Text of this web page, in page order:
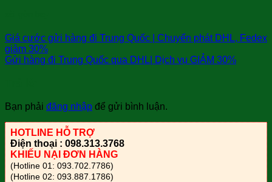
Giá cước gửi hàng đi Trung Quốc | Chuyển phát DHL, Fedex
giảm 30%
Gửi hàng đi Trung Quốc qua DHL| Dịch vụ GIẢM 30%
Bạn phải đăng nhập để gửi bình luận.
HOTLINE HỖ TRỢ
Điện thoại : 098.313.3768
KHIẾU NẠI ĐƠN HÀNG
(Hotline 01: 093.702.7786)
(Hotline 02: 093.887.1786)